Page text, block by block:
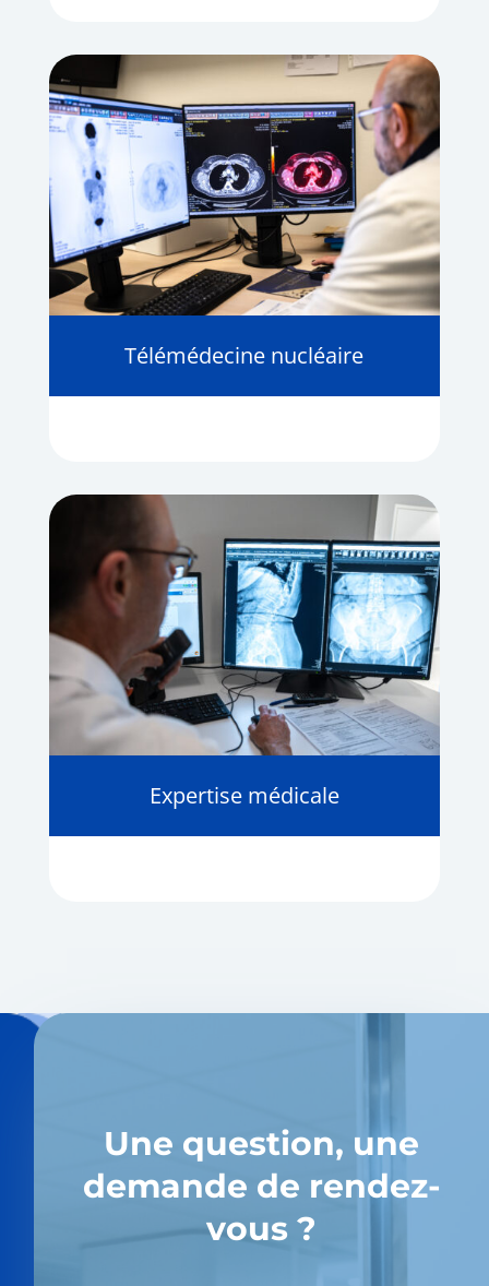
Télémédecine nucléaire
Expertise médicale
Une question, une
demande de rendez-
vous ?